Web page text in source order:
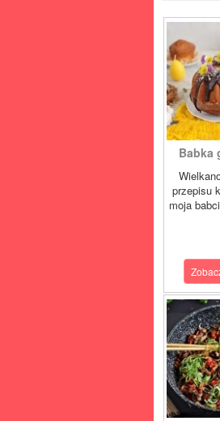
Babka
przepisu
moja